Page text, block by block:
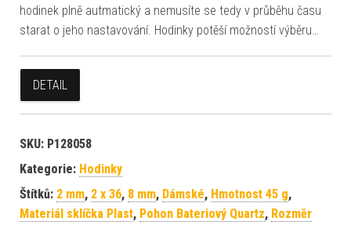
hodinek plně autmatický a nemusíte se tedy v průběhu času
starat o jeho nastavování. Hodinky potěší možností výběru…
DETAIL
SKU: P128058
Kategorie: Hodinky
Štítků: 2 mm, 2 x 36, 8 mm, Dámské, Hmotnost 45 g,
Materiál sklíčka Plast, Pohon Bateriový Quartz, Rozměr